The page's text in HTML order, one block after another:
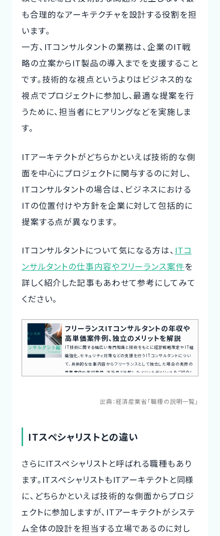
も合理的なアーキテクチャを設計する役割を担
います。
一方、ITコンサルタントの業務は、企業のIT戦
略の立案からIT製品の導入までを支援すること
です。技術的な視点というよりはビジネス的な
視点でプロジェクトに参加し、最適な提案を行
うために、担当者にヒアリングなどを実施しま
す。
ITアーキテクトがどちらかといえば技術的な側
面を中心にプロジェクトに関与するのに対し、
ITコンサルタントの場合は、ビジネスにおける
ITの位置付けや方針を企業に対して包括的に
提案する点が異なります。
ITコンサルタントについて気になる方は、 ITコ
ンサルタントの仕事内容やフリーランス案件を
詳しく紹介した記事もあわせて参考にしてみて
ください。
フリーランスITコンサルタントの年収や
高単価案件例、独立のメリットを解説
IT技術に関する幅広い専門知識と技術をもとに経営戦略策定やIT組
織強化、セキュリティ対策などの支援を行うITコンサルタントについ
て、具体的な仕事内容からフリーランスとして独立した場合の実際の
募集案件や年収事情、正社員と比較したメリットデメリットをご紹介し
タントの案件例をご確認ください。案件探しの悩み交渉の不安、専...
出典：経済産業省「職種の説明一覧」
ITスペシャリストとの違い
さらにITスペシャリストと呼ばれる職種もあり
ます。ITスペシャリストもITアーキテクトと同様
に、どちらかといえば技術的な側面からプロジ
ェクトに参加しますが、ITアーキテクトがシステ
ム全体の設計を担当する立場であるのに対し